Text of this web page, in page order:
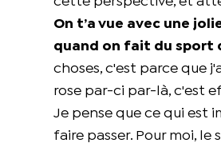
On t’a vue avec une
quand on fait du sport
choses, c'est parce que
rose par-ci par-là, c'est
Je pense que ce qui est
faire passer. Pour moi,